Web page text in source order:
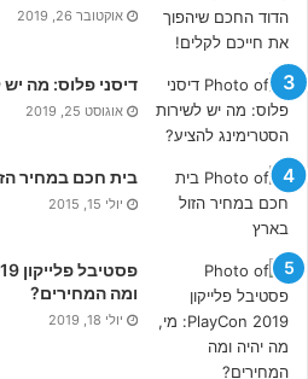
אוקטובר 26, 2019
דיסני פלוס: מה
אוגוסט 25, 2019
בית חכם במחיר
יולי 15, 2015
ומה המחירים?
יולי 18, 2019